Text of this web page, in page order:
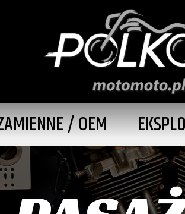
/ OEM